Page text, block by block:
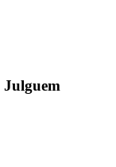
Julguem